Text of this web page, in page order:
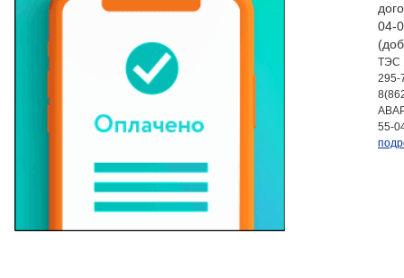
04-
ТЭС
295-
55-